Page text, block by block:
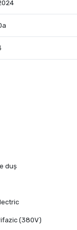
apartamentul)
duș
(380V)